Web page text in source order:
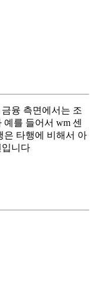
융 측면에서는 조
를 들어서 wm 센
은 타행에 비해서 아
니다